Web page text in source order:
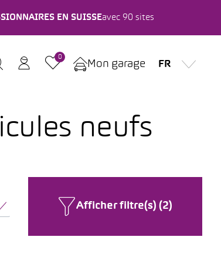
EN SUISSEavec 90 sites
0
Mon garage FR
neufs
Afficher filtre(s) (2)